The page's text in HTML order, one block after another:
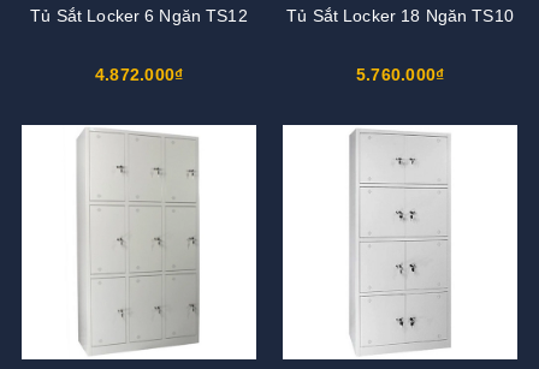
Tủ Sắt Locker 6 Ngăn TS12
4.872.000₫
Tủ Sắt Locker 18 Ngăn TS10
5.760.000₫